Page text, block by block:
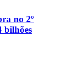
no 2º
bilhões